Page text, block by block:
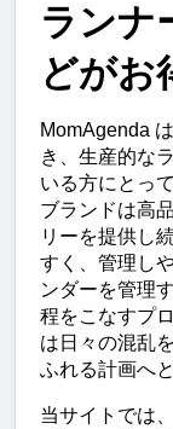
ランナ
どがお
MomAgenda
き、生産的な
いる方にとっ
ブランドは高
リーを提供し
すく、管理し
ンダーを管理
程をこなすプ
は日々の混乱
ふれる計画へ
当サイトでは